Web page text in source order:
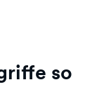
so